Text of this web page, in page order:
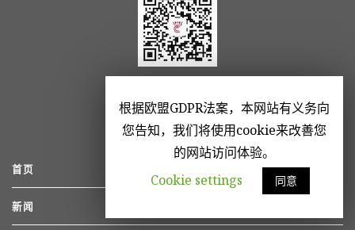
首页
新闻
根据欧盟GDPR法案，本网站有义务向
您告知，我们将使用cookie来改善您
的网站访问体验。
Cookie settings
同意